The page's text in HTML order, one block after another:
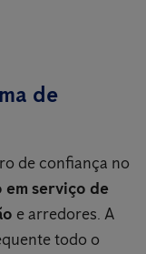
de
de confiança no
em serviço de
e arredores. A
todo o